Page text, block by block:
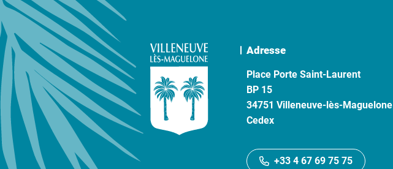
Adresse
Place Porte Saint-Laurent
BP 15
34751 Villeneuve-lès-Maguelone
Cedex
+33 4 67 69 75 75